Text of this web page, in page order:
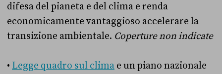
difesa del pianeta e del clima e renda
economicamente vantaggioso accelerare la
transizione ambientale. Coperture non indicate
• Legge quadro sul clima e un piano nazionale